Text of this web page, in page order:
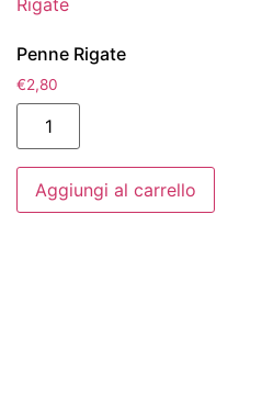
Penne Rigate
€2,80
Aggiungi al carrello